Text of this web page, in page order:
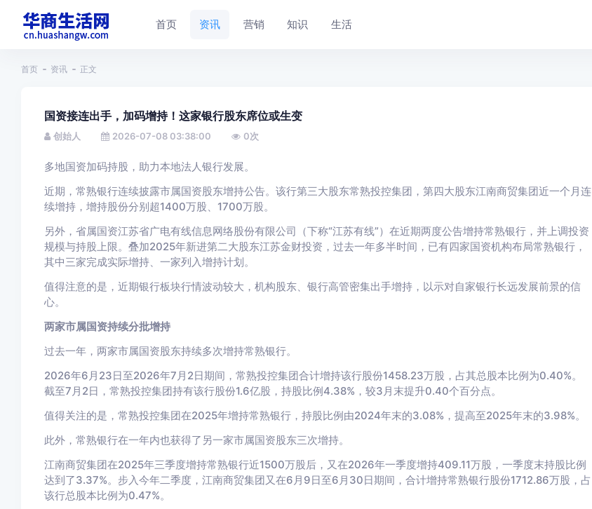
首页 资讯 营销 知识 生活
首页 资讯 正文
国资接连出手，加码增持！这家银行股东席位或生变
创始人 2026-07-08 03:38:00 0次
多地国资加码持股，助力本地法人银行发展。
近期，常熟银行连续披露市属国资股东增持公告。该行第三大股东常熟投控集团，第四大股东江南商贸集团近一个月连
续增持，增持股份分别超1400万股、1700万股。
另外，省属国资江苏省广电有线信息网络股份有限公司（下称“江苏有线”）在近期两度公告增持常熟银行，并上调投资
规模与持股上限。叠加2025年新进第二大股东江苏金财投资，过去一年多半时间，已有四家国资机构布局常熟银行，
其中三家完成实际增持、一家列入增持计划。
值得注意的是，近期银行板块行情波动较大，机构股东、银行高管密集出手增持，以示对自家银行长远发展前景的信
心。
两家市属国资持续分批增持
过去一年，两家市属国资股东持续多次增持常熟银行。
2026年6月23日至2026年7月2日期间，常熟投控集团合计增持该行股份1458.23万股，占其总股本比例为0.40%。
截至7月2日，常熟投控集团持有该行股份1.6亿股，持股比例4.38%，较3月末提升0.40个百分点。
值得关注的是，常熟投控集团在2025年增持常熟银行，持股比例由2024年末的3.08%，提高至2025年末的3.98%。
此外，常熟银行在一年内也获得了另一家市属国资股东三次增持。
江南商贸集团在2025年三季度增持常熟银行近1500万股后，又在2026年一季度增持409.11万股，一季度末持股比例
达到了3.37%。步入今年二季度，江南商贸集团又在6月9日至6月30日期间，合计增持常熟银行股份1712.86万股，占
该行总股本比例为0.47%。